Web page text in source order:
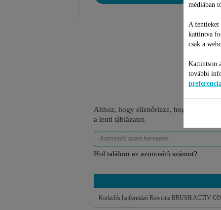
Ahhoz, hogy ellenőrizze, hogy ez a
a lenti táblázatot.
Hol találom az azonosító számot?
Körkefés hajformázó Rowenta BRUSH ACTIV
médiában
A fentieket
kattintva
csak a
Kattintson
további